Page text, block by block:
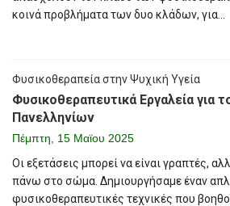
κοινά προβλήματα των δυο κλάδων, για...
Φυσικοθεραπεία στην Ψυχική Υγεία
Φυσικοθεραπευτικά Εργαλεία για
Πανελληνίων
Πέμπτη, 15 Μαϊου 2025
Οι εξετάσεις μπορεί να είναι γραπτές,
πάνω στο σώμα. Δημιουργήσαμε έναν
φυσικοθεραπευτικές τεχνικές που